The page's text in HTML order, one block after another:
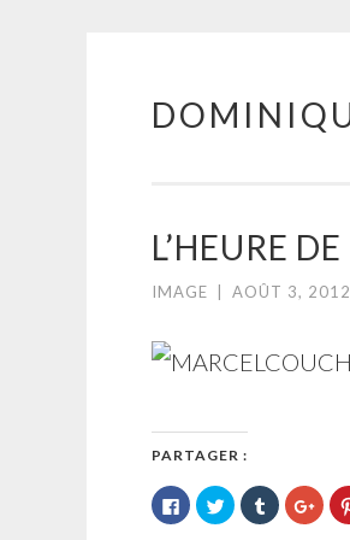
Aller
L’HEURE
IMAGE AOÛT 3, 2012
PARTAGER :
Cliquez
pour
partager
Cliquez
pour
partager
Cliquez
pour
partager
pour